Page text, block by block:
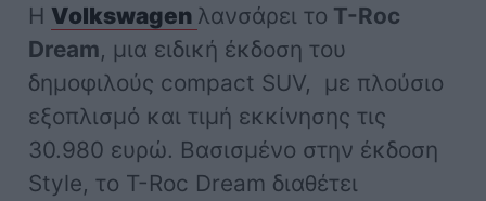
Η Volkswagen λανσάρει το T-Roc
Dream, μια ειδική έκδοση του
δημοφιλούς compact SUV, με πλούσιο
εξοπλισμό και τιμή εκκίνησης τις
30.980 ευρώ. Βασισμένο στην έκδοση
Style, το T-Roc Dream διαθέτει